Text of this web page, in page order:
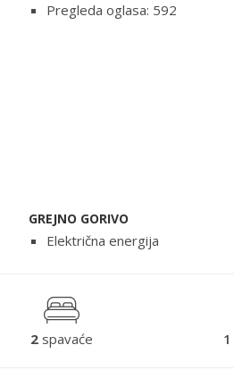
Pregleda oglasa: 592
GREJNO GORIVO
Električna energija
2 spavaće 1